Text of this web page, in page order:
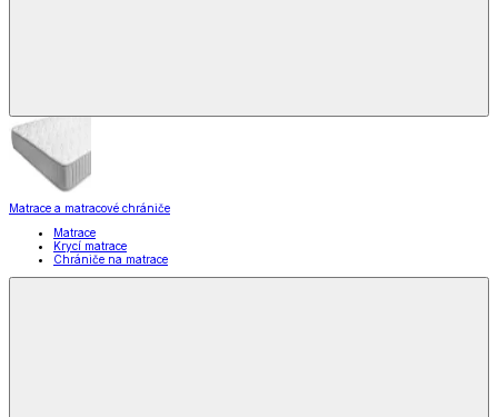
Matrace a matracové chrániče
Matrace
Krycí matrace
Chrániče na matrace